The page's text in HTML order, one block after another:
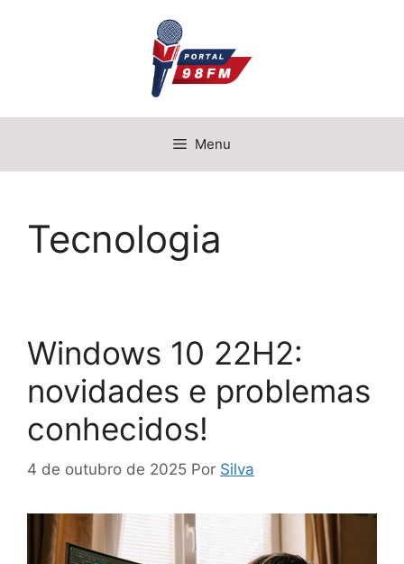
Menu
Tecnologia
Windows 10 22H2:
novidades e problemas
conhecidos!
4 de outubro de 2025 Por Silva